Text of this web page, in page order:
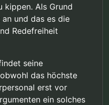
kippen. Als Grund
und das es die
Redefreiheit
seine
obwohl das höchste
erst vor
ein solches